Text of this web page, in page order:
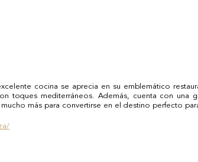
cocina se aprecia en su emblemático
toques mediterráneos. Además, cuenta con una
más para convertirse en el destino perfecto